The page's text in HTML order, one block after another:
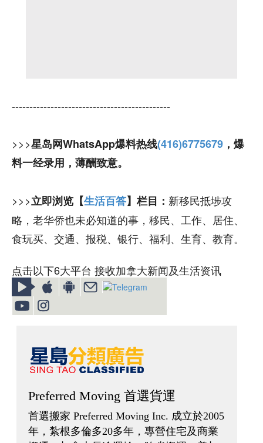
---------------------------------------------
>>>星岛网WhatsApp爆料热线(416)6775679 ，爆
料一经录用，薄酬致意。
>>>立即浏览【生活百答】栏目： 新移民抵埗攻
略，老华侨也未必知道的事，移民、工作、居住、
食玩买、交通、报税、银行、福利、生育、教育。
点击以下6大平台 接收加拿大新闻及生活资讯